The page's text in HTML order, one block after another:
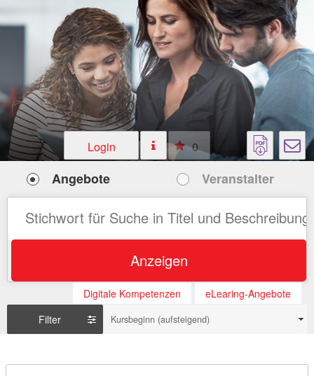
Login 0
Angebote Veranstalter
Anzeigen
Digitale Kompetenzen
eLearing-Angebote
Filter
Kursbeginn (aufsteigend)